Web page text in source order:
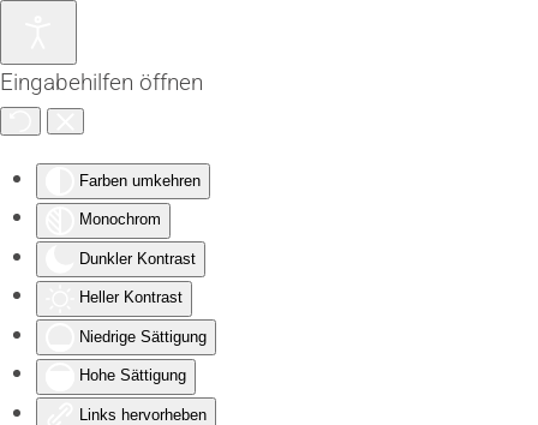
Eingabehilfen öffnen
Farben umkehren
Monochrom
Dunkler Kontrast
Heller Kontrast
Niedrige Sättigung
Hohe Sättigung
Links hervorheben
Zum Hauptinhalt springen